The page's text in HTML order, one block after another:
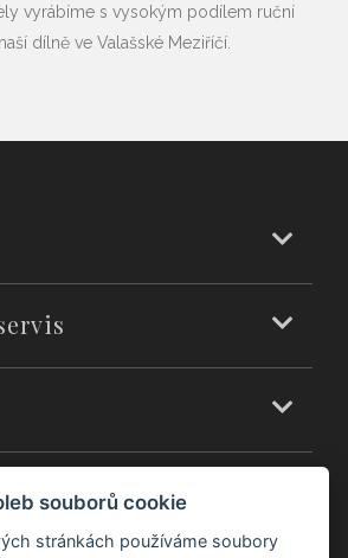
vyrábíme s vysokým podílem ruční
dílně ve Valašské Meziříčí.
souborů cookie
stránkách používáme soubory